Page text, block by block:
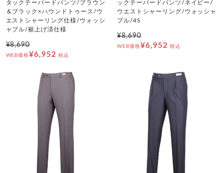
タックテーパードパンツ/ブラウン
＆ブラック×ハウンドトゥース/ウ
エストシャーリング仕様/ウォッシ
ャブル/裾上げ済仕様
¥8,690
WEB価格¥6,952 税込
ックテーパードパンツ/ネイビー/
ウエストシャーリング/ウォッシャ
ブル/4S
¥8,690
WEB価格¥6,952 税込